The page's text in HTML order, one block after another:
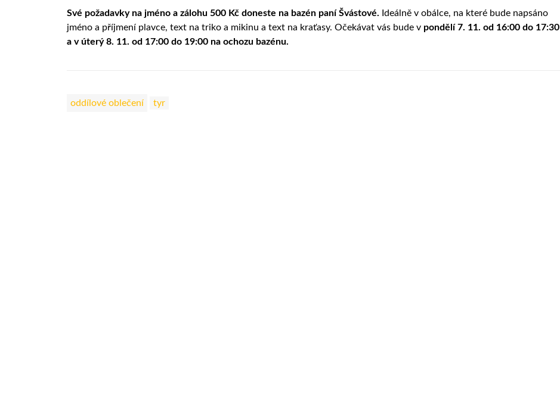
Své požadavky na jméno a zálohu 500 Kč doneste na bazén paní Švástové. Ideálně v obálce, na které bude napsáno
jméno a příjmení plavce, text na triko a mikinu a text na kraťasy. Očekávat vás bude v pondělí 7. 11. od 16:00 do 17:30
a v úterý 8. 11. od 17:00 do 19:00 na ochozu bazénu.
oddílové oblečení tyr